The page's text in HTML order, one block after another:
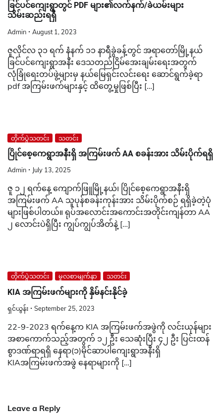
ခြင်ပင်ကျေးရွာတွင် PDF များ၏လက်နက်/ခဲယမ်းများ
သိမ်းဆည်းရရှိ
Admin August 1, 2023
ဇူလိုင်လ ၃၁ ရက် နံနက် ၁၁ နာရီခွဲခန့်တွင် အရာတော်မြို့နယ်
ခြင်ပင်ကျေးရွာအနီး ဒေသတည်ငြိမ်အေးချမ်းရေးအတွက်
လုံခြုံရေးတပ်ဖွဲ့များမှ နယ်မြေရှင်းလင်းရေး ဆောင်ရွက်ခဲ့ရာ
pdf အကြမ်းဖက်များနှင့် ထိတွေ့မှုဖြစ်ပြီး […]
တိုက်ပွဲသတင်း သတင်း
ပြိုင်စေ့ကေရွာအနီးရှိ အကြမ်းဖက် AA စခန်းအား သိမ်းပိုက်ရရှိ
Admin July 13, 2025
ဇူ ၁၂ ရက်နေ့ ကျောက်ဖြူမြို့နယ်၊ ပြိုင်စေ့ကေရွာအနီးရှိ
အကြမ်းဖက် AA သူပုန်စခန်းကုန်းအား သိမ်းပိုက်စဉ် ရရှိခဲ့တဲ့ပုံ
များဖြစ်ပါတယ်။ ရုပ်အလောင်းအကောင်းအတိုင်းကျန်တာ AA
၂ လောင်းပဲရှိပြီး ကျွပ်ကျွပ်အိတ်နဲ့ […]
တိုက်ပွဲသတင်း မူလစာမျက်နှာ သတင်း
KIA အကြမ်းဖက်များကို နှိမ်နင်းနိုင်ခဲ့
ရှင်ယွန်း September 25, 2023
22-9-2023 ရက်နေ့က KIA အကြမ်းဖက်အဖွဲကို လင်းယုန်များ
အစာကောက်သည့်အတွက် ၁၂ ဦး သေဆုံးပြီး ၄၂ ဦး ပြင်းထန်
စွာဒဏ်ရာရရှိ နေရာ(၁)မိုင်ဆာပါကျေးရွာအနီးရှိ
KIAအကြမ်းဖက်အဖွဲ နေရာများကို […]
Leave a Reply